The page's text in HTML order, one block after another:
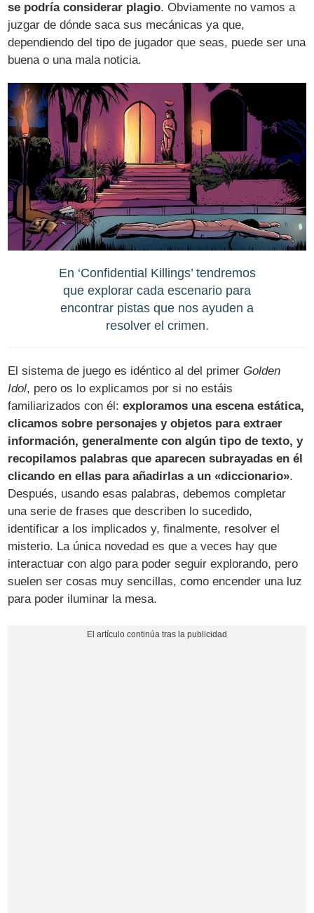
se podría considerar plagio. Obviamente no vamos a
juzgar de dónde saca sus mecánicas ya que,
dependiendo del tipo de jugador que seas, puede ser una
buena o una mala noticia.
En ‘Confidential Killings’ tendremos
que explorar cada escenario para
encontrar pistas que nos ayuden a
resolver el crimen.
El sistema de juego es idéntico al del primerGolden
Idol, pero os lo explicamos por si no estáis
familiarizados con él:exploramos una escena estática,
clicamos sobre personajes y objetos para extraer
información, generalmente con algún tipo de texto, y
recopilamos palabras que aparecen subrayadas en él
clicando en ellas para añadirlas a un «diccionario».
Después, usando esas palabras, debemos completar
una serie de frases que describen lo sucedido,
identificar a los implicados y, finalmente, resolver el
misterio. La única novedad es que a veces hay que
interactuar con algo para poder seguir explorando, pero
suelen ser cosas muy sencillas, como encender una luz
para poder iluminar la mesa.